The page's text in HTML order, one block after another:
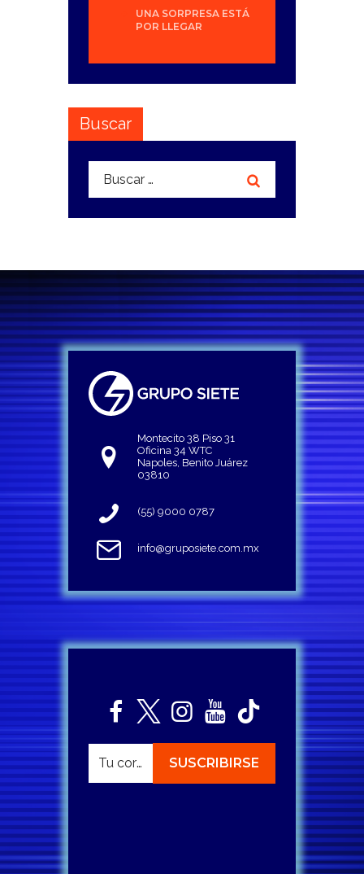
UNA SORPRESA ESTÁ
POR LLEGAR
Buscar
Buscar:
Montecito 38 Piso 31
Oficina 34 WTC
Napoles, Benito Juárez
03810
(55) 9000 0787
info@gruposiete.com.mx